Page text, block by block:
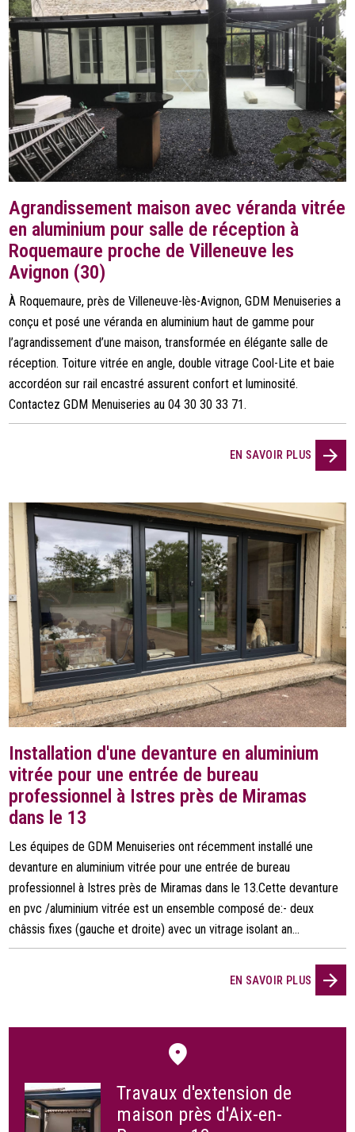
Agrandissement maison avec véranda vitrée
en aluminium pour salle de réception à
Roquemaure proche de Villeneuve les
Avignon (30)
À Roquemaure, près de Villeneuve-lès-Avignon, GDM Menuiseries a
conçu et posé une véranda en aluminium haut de gamme pour
l’agrandissement d’une maison, transformée en élégante salle de
réception. Toiture vitrée en angle, double vitrage Cool-Lite et baie
accordéon sur rail encastré assurent confort et luminosité.
Contactez GDM Menuiseries au 04 30 30 33 71.
EN SAVOIR PLUS
Installation d'une devanture en aluminium
vitrée pour une entrée de bureau
professionnel à Istres près de Miramas
dans le 13
Les équipes de GDM Menuiseries ont récemment installé une
devanture en aluminium vitrée pour une entrée de bureau
professionnel à Istres près de Miramas dans le 13.Cette devanture
en pvc /aluminium vitrée est un ensemble composé de:- deux
châssis fixes (gauche et droite) avec un vitrage isolant an...
EN SAVOIR PLUS
Travaux d'extension de
maison près d'Aix-en-